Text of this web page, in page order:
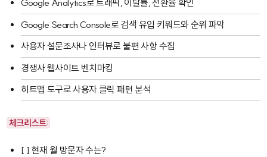
Google Analytics로 트래픽, 이탈률, 전환율 확인
Google Search Console로 검색 유입 키워드와 순위 파악
사용자 설문조사나 인터뷰로 불편 사항 수집
경쟁사 웹사이트 벤치마킹
히트맵 도구로 사용자 클릭 패턴 분석
체크리스트:
[ ] 현재 월 방문자 수는?